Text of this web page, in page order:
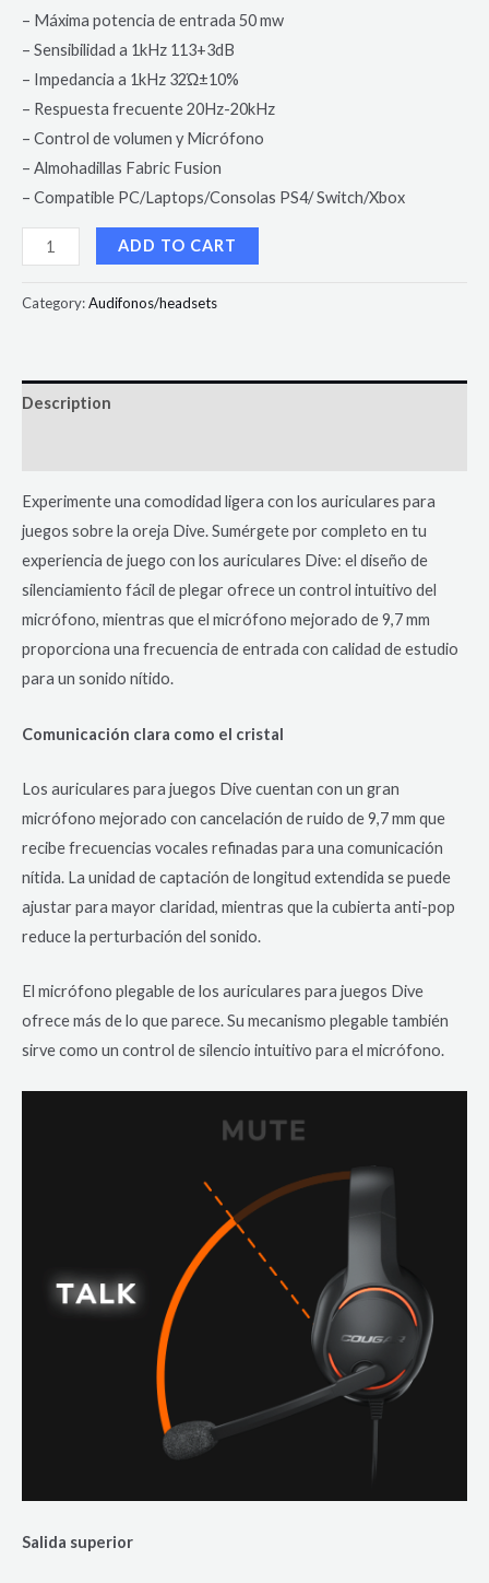
– Máxima potencia de entrada 50 mw
– Sensibilidad a 1kHz 113+3dB
– Impedancia a 1kHz 32Ώ±10%
– Respuesta frecuente 20Hz-20kHz
– Control de volumen y Micrófono
– Almohadillas Fabric Fusion
– Compatible PC/Laptops/Consolas PS4/ Switch/Xbox
ADD TO CART
Category:Audifonos/headsets
Description
Experimente una comodidad ligera con los auriculares para
juegos sobre la oreja Dive. Sumérgete por completo en tu
experiencia de juego con los auriculares Dive: el diseño de
silenciamiento fácil de plegar ofrece un control intuitivo del
micrófono, mientras que el micrófono mejorado de 9,7 mm
proporciona una frecuencia de entrada con calidad de estudio
para un sonido nítido.
Comunicación clara como el cristal
Los auriculares para juegos Dive cuentan con un gran
micrófono mejorado con cancelación de ruido de 9,7 mm que
recibe frecuencias vocales refinadas para una comunicación
nítida. La unidad de captación de longitud extendida se puede
ajustar para mayor claridad, mientras que la cubierta anti-pop
reduce la perturbación del sonido.
El micrófono plegable de los auriculares para juegos Dive
ofrece más de lo que parece. Su mecanismo plegable también
sirve como un control de silencio intuitivo para el micrófono.
Salida superior